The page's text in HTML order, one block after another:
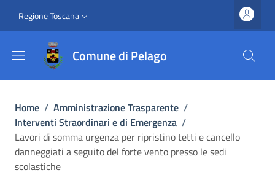
Slim top
Regione Toscana
Comune di Pelago
Briciole di pane
Home / Amministrazione Trasparente /
Interventi Straordinari e di Emergenza /
Lavori di somma urgenza per ripristino tetti e cancello
danneggiati a seguito del forte vento presso le sedi
scolastiche